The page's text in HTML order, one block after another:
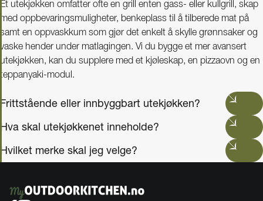
Et utekjøkken omfatter ofte en grill enten gass- eller kullgrill, skap
med oppbevaringsmuligheter, benkeplass til å tilberede mat på
samt en oppvaskkum som gjør det enkelt å skylle grønnsaker og
vaske hender under matlagingen. Vi du bygge et mer avansert
utekjøkken, kan du supplere med et kjøleskap, en pizzaovn og en
teppanyaki-modul.
Frittstående eller innbyggbart utekjøkken?
Hva skal utekjøkkenet inneholde?
Hvilket merke skal jeg velge?